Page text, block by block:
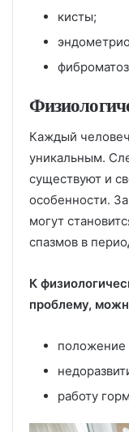
кисты;
Каждый
уникальным.
существуют и
особенности.
могут
спазмов в
К
проблему,
положение
работу